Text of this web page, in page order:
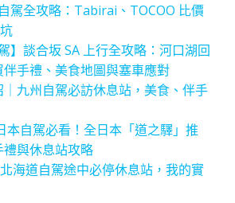
駕全攻略：Tabirai、TOCOO 比價
】談合坂 SA 上行全攻略：河口湖回
手禮、美食地圖與塞車應對
九州自駕必訪休息站，美食、伴手
本自駕必看！全日本「道之驛」推
與休息站攻略
海道自駕途中必停休息站，我的實